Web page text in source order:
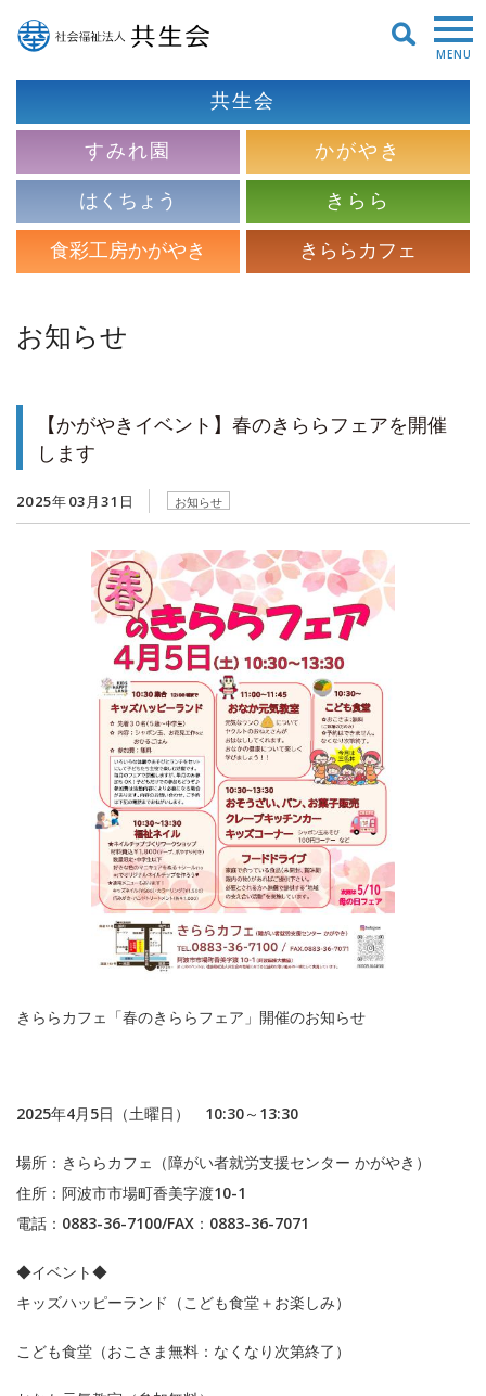
MENU
共生会
すみれ園
かがやき
はくちょう
きらら
食彩工房かがやき
きららカフェ
お知らせ
【かがやきイベント】春のきららフェアを開催
します
2025年03月31日 お知らせ
きららカフェ「春のきららフェア」開催のお知らせ
2025年4月5日（土曜日） 10:30～13:30
場所：きららカフェ（障がい者就労支援センター かがやき）
住所：阿波市市場町香美字渡10-1
電話：0883-36-7100/FAX：0883-36-7071
◆イベント◆
キッズハッピーランド（こども食堂＋お楽しみ）
こども食堂（おこさま無料：なくなり次第終了）